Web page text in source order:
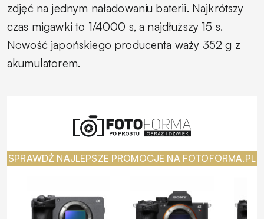
zdjęć na jednym naładowaniu baterii. Najkrótszy
czas migawki to 1/4000 s, a najdłuższy 15 s.
Nowość japońskiego producenta waży 352 g z
akumulatorem.
SPRAWDŹ NAJLEPSZE PROMOCJE NA FOTOFORMA.PL